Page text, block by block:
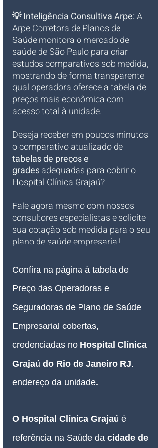
💡 Inteligência Consultiva Arpe: A
Arpe Corretora de Planos de
Saúde monitora o mercado de
saúde de São Paulo para criar
estudos comparativos sob medida,
mostrando de forma transparente
qual operadora oferece a tabela de
preços mais econômica com
acesso total à unidade.
Deseja receber em poucos minutos
o comparativo atualizado de
tabelas de preços e
grades adequadas para cobrir o
Hospital Clínica Grajaú?
Fale agora mesmo com nossos
consultores especialistas e solicite
sua cotação sob medida para o seu
plano de saúde empresarial!
Confira na página à tabela de
Preço das Operadoras e
Seguradoras de Plano de Saúde
Empresarial cobertas,
credenciadas no Hospital Clínica
Grajaú do Rio de Janeiro RJ,
endereço da unidade.
O Hospital Clínica Grajaú é
referência na Saúde da cidade de